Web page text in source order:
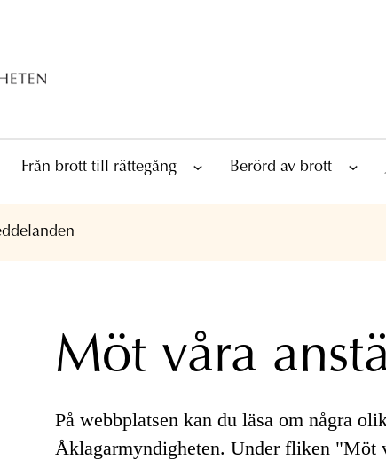
Från brott till rättegång Berörd av brott
Möt våra
På webbplatsen kan du läsa om några
Åklagarmyndigheten. Under fliken "Möt